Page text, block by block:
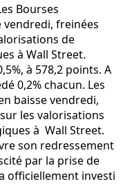
Bourses
freinées
de
à Wall Street.
à 578,2 points. A
0,2% chacun. Les
baisse vendredi,
les valorisations
à Wall Street.
son redressement
par la prise de
officiellement investi